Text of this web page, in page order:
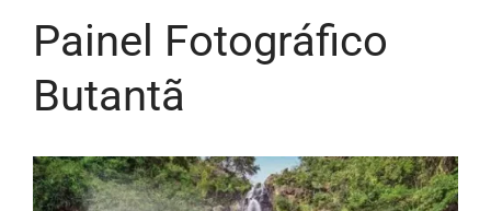
Painel Fotográfico
Butantã